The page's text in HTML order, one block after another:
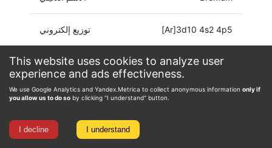
This website uses cookies to analyze user
experience and ads effectiveness.
We use Google Analytics and Yandex.Metrica to collect anonymous information only if
you allow us to do so by clicking "I understand" button.
I decline I understand
توزيع إلكتروني [Ar]3d10 4s2 4p5
حالة الأكسدة -1, 0, 1, 3, 4, 5